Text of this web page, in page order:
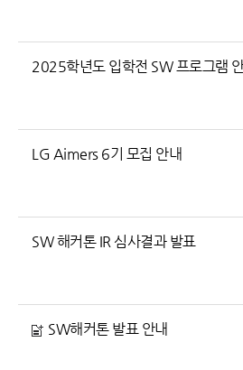
LG Aimers 6기 모집 안내
SW 해커톤 IR 심사결과 발표
SW해커톤 발표 안내